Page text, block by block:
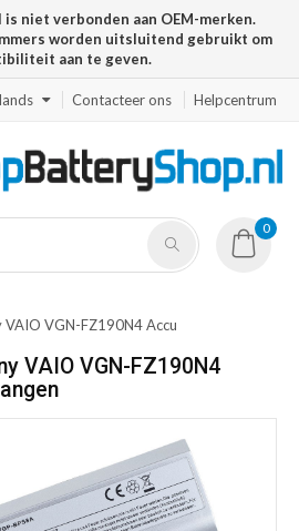
niet verbonden aan OEM-merken.
worden uitsluitend gebruikt om
aan te geven.
Contacteer ons Helpcentrum
0
VAIO VGN-FZ190N4 Accu
VAIO VGN-FZ190N4